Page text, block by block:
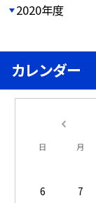
2020年度
カレンダー
日 月
6
7